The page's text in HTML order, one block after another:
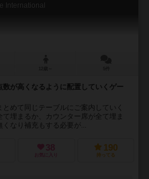
International
が高くなるように配置していくゲー
とめて同じテーブルにご案内していく
埋まるか、カウンター席が全て埋ま
なり補充もする必要が...
38
お気に入り
190
持ってる